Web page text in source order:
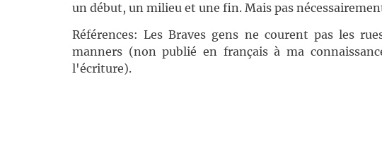
un début, un milieu et une fin. Mais pas
Références: Les Braves gens ne courent pas les
manners (non publié en français à ma
l'écriture).